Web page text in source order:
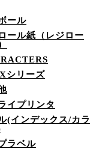
ール
ール紙（レジロー
シリーズ
イプリンタ
(インデックス/カラ
ラベル